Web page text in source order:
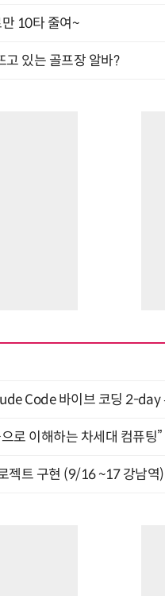
10타 줄여~
있는 골프장 알바?
Code 바이브 코딩 2-
로 이해하는 차세대 컴퓨팅
젝트 구현 (9/16 ~17 강남역)